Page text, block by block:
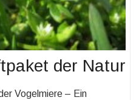
der Natur
Vogelmiere – Ein